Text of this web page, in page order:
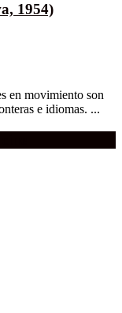
1954)
en movimiento son
e idiomas. ...